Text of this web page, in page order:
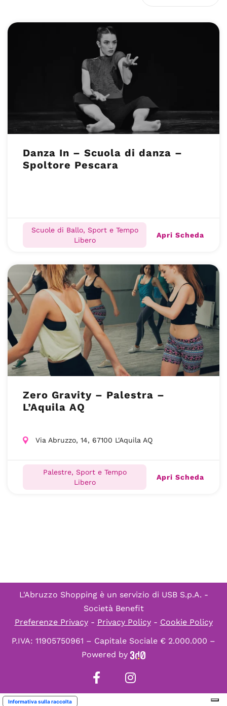
Danza In – Scuola di danza –
Spoltore Pescara
Scuole di Ballo, Sport e Tempo
Libero
Apri Scheda
Zero Gravity – Palestra –
L’Aquila AQ
Via Abruzzo, 14, 67100 L'Aquila AQ
Palestre, Sport e Tempo
Libero
Apri Scheda
L'Abruzzo Shopping è un servizio di USB S.p.A. -
Società Benefit
Preferenze Privacy- Privacy Policy- Cookie Policy
P.IVA: 11905750961 – Capitale Sociale € 2.000.000 –
Powered by
Informativa sulla raccolta